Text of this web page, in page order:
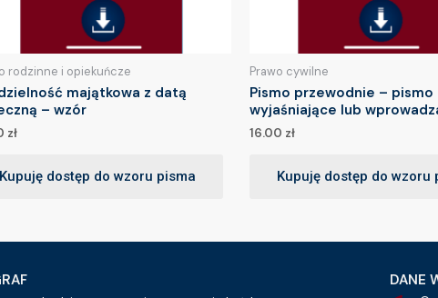
rodzinne i opiekuńcze
majątkowa z datą
– wzór
zł
Kupuję dostęp do wzoru pisma
Prawo cywilne
Pismo przewodnie – pismo
wyjaśniające lub
16.00 zł
Kupuję dostęp do wzoru
DANE